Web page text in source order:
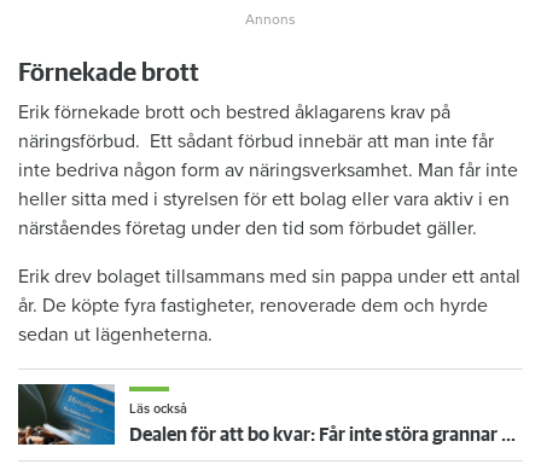
Förnekade brott
Erik förnekade brott och bestred åklagarens krav på
näringsförbud. Ett sådant förbud innebär att man inte får
inte bedriva någon form av näringsverksamhet. Man får inte
heller sitta med i styrelsen för ett bolag eller vara aktiv i en
närståendes företag under den tid som förbudet gäller.
Erik drev bolaget tillsammans med sin pappa under ett antal
år. De köpte fyra fastigheter, renoverade dem och hyrde
sedan ut lägenheterna.
Läs också
Dealen för att bo kvar: Får inte störa grannar med rökning eller utsätta dem för brandfara